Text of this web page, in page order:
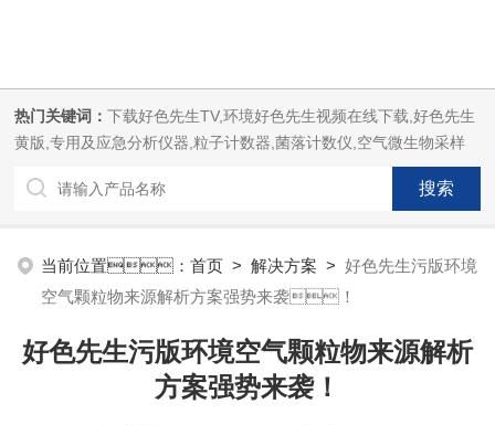
热门关键词：下载好色先生TV,环境好色先生视频在线下载,好色先生
黄版,专用及应急分析仪器,粒子计数器,菌落计数仪,空气微生物采样
当前位置：首页 >解决方案 >好色先生污版环境
空气颗粒物来源解析方案强势来袭！
好色先生污版环境空气颗粒物来源解析
方案强势来袭！